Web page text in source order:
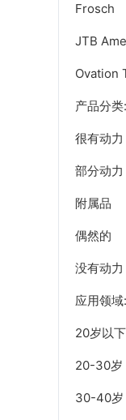
Frosch
JTB
Ovation
产品分类:
很有动力
部分动力
附属品
偶然的
没有动力
应用领域:
20岁以下
20-30岁
30-40岁